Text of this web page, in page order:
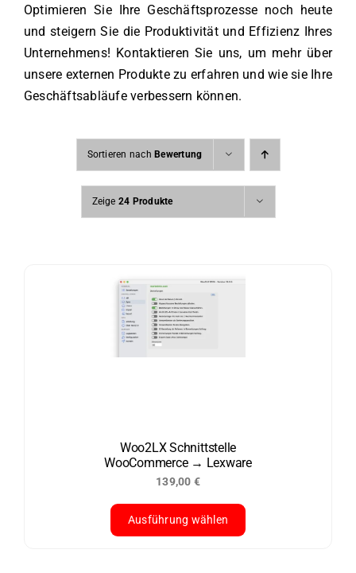
Optimieren Sie Ihre Geschäftsprozesse noch heute
und steigern Sie die Produktivität und Effizienz Ihres
Unternehmens! Kontaktieren Sie uns, um mehr über
unsere externen Produkte zu erfahren und wie sie Ihre
Geschäftsabläufe verbessern können.
Sortieren nach Bewertung
Zeige 24 Produkte
Woo2LX Schnittstelle
WooCommerce → Lexware
139,00 €
Ausführung wählen